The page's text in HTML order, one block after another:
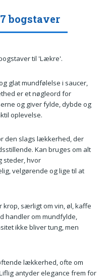
bogstaver
til 'Lækre'.
glat mundfølelse i saucer,
er et nøgleord for
og giver fylde, dybde og
oplevelse.
den slags lækkerhed, der
Kan bruges om alt
steder, hvor
velgørende og lige til at
krop, særligt om vin, øl, kaffe
handler om mundfylde,
ikke bliver tung, men
lækkerhed, ofte om
antyder elegance frem for